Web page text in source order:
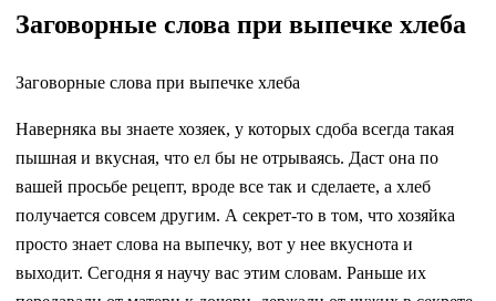
Заговорные слова при выпечке хлеба
Заговорные слова при выпечке хлеба
Наверняка вы знаете хозяек, у которых сдоба всегда такая
пышная и вкусная, что ел бы не отрываясь. Даст она по
вашей просьбе рецепт, вроде все так и сделаете, а хлеб
получается совсем другим. А секрет-то в том, что хозяйка
просто знает слова на выпечку, вот у нее вкуснота и
выходит. Сегодня я научу вас этим словам. Раньше их